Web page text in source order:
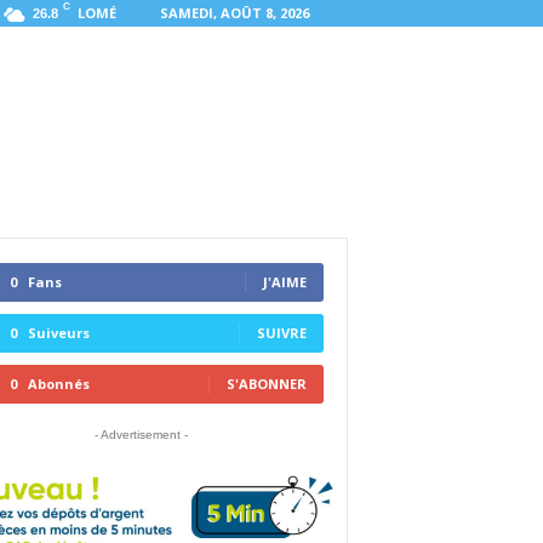
26.8 C LOMÉ SAMEDI, AOÛT 8, 2026
0 Fans J'AIME
0 Suiveurs SUIVRE
0 Abonnés S'ABONNER
- Advertisement -